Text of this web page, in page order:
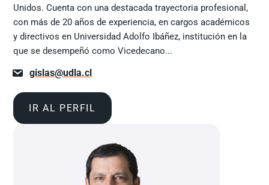
Unidos. Cuenta con una destacada trayectoria profesional,
con más de 20 años de experiencia, en cargos académicos
y directivos en Universidad Adolfo Ibáñez, institución en la
que se desempeñó como Vicedecano...
gislas@udla.cl
IR AL PERFIL